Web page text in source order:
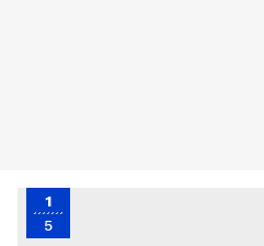
1
5